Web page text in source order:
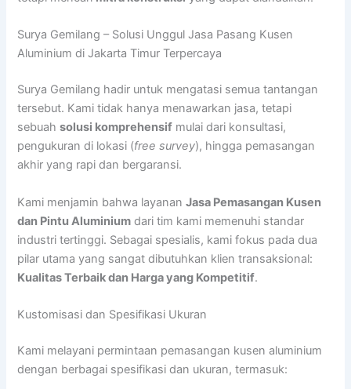
Surya Gemilang – Solusi Unggul Jasa Pasang Kusen
Aluminium di Jakarta Timur Terpercaya
Surya Gemilang hadir untuk mengatasi semua tantangan
tersebut. Kami tidak hanya menawarkan jasa, tetapi
sebuahsolusi komprehensif mulai dari konsultasi,
pengukuran di lokasi (free survey), hingga pemasangan
akhir yang rapi dan bergaransi.
Kami menjamin bahwa layananJasa Pemasangan Kusen
dan Pintu Aluminium dari tim kami memenuhi standar
industri tertinggi. Sebagai spesialis, kami fokus pada dua
pilar utama yang sangat dibutuhkan klien transaksional:
Kualitas Terbaik dan Harga yang Kompetitif.
Kustomisasi dan Spesifikasi Ukuran
Kami melayani permintaan pemasangan kusen aluminium
dengan berbagai spesifikasi dan ukuran, termasuk: